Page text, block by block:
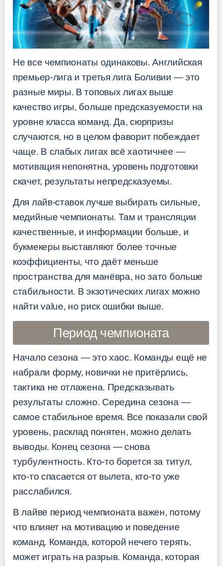
Не все чемпионаты одинаковы. Английская
премьер-лига и третья лига Боливии — это
разные миры. В топовых лигах выше
качество игры, больше предсказуемости на
уровне класса команд. Да, сюрпризы
случаются, но в целом фаворит побеждает
чаще. В слабых лигах всё хаотичнее —
мотивация непонятна, уровень подготовки
скачет, результаты непредсказуемы.
Для лайв-ставок лучше выбирать сильные,
медийные чемпионаты. Там и трансляции
качественные, и информации больше, и
букмекеры выставляют более точные
коэффициенты, что даёт меньше
пространства для манёвра, но зато больше
стабильности. В экзотических лигах можно
найти value, но риск ошибки выше.
Период чемпионата
Начало сезона — это хаос. Команды ещё не
набрали форму, новички не притёрлись,
тактика не отлажена. Предсказывать
результаты сложно. Середина сезона —
самое стабильное время. Все показали свой
уровень, расклад понятен, можно делать
выводы. Конец сезона — снова
турбулентность. Кто-то борется за титул,
кто-то спасается от вылета, кто-то уже
расслабился.
В лайве период чемпионата важен, потому
что влияет на мотивацию и поведение
команд. Команда, которой нечего терять,
может играть на разрыв. Команда, которая